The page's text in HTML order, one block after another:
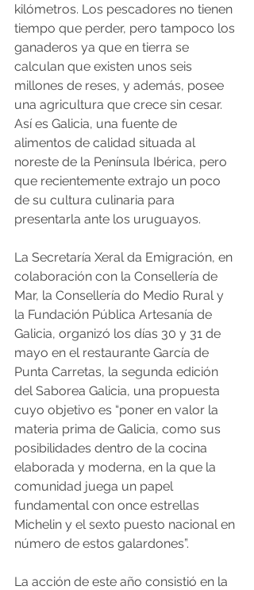
kilómetros. Los pescadores no tienen
tiempo que perder, pero tampoco los
ganaderos ya que en tierra se
calculan que existen unos seis
millones de reses, y además, posee
una agricultura que crece sin cesar.
Así es Galicia, una fuente de
alimentos de calidad situada al
noreste de la Península Ibérica, pero
que recientemente extrajo un poco
de su cultura culinaria para
presentarla ante los uruguayos.
La Secretaría Xeral da Emigración, en
colaboración con la Consellería de
Mar, la Consellería do Medio Rural y
la Fundación Pública Artesanía de
Galicia, organizó los días 30 y 31 de
mayo en el restaurante García de
Punta Carretas, la segunda edición
del Saborea Galicia, una propuesta
cuyo objetivo es “poner en valor la
materia prima de Galicia, como sus
posibilidades dentro de la cocina
elaborada y moderna, en la que la
comunidad juega un papel
fundamental con once estrellas
Michelin y el sexto puesto nacional en
número de estos galardones”.
La acción de este año consistió en la